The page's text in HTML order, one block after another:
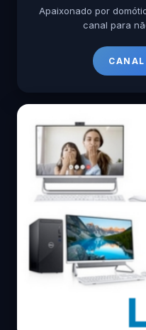
Apaixonado por
canal para